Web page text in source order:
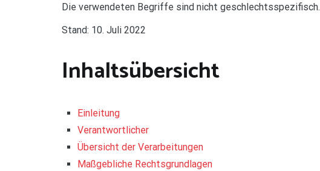
Die verwendeten Begriffe sind nicht geschlechtsspezifisch.
Stand: 10. Juli 2022
Inhaltsübersicht
Einleitung
Verantwortlicher
Übersicht der Verarbeitungen
Maßgebliche Rechtsgrundlagen